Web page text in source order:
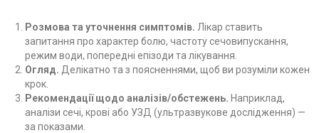
Розмова та уточнення симптомів. Лікар ставить
запитання про характер болю, частоту сечовипускання,
режим води, попередні епізоди та лікування.
Огляд. Делікатно та з поясненнями, щоб ви розуміли кожен
крок.
Рекомендації щодо аналізів/обстежень. Наприклад,
аналізи сечі, крові або УЗД (ультразвукове дослідження) —
за показами.